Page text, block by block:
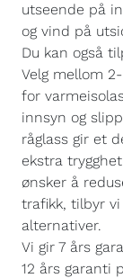
utseende på
og vind på
Du kan også
Velg mellom
for
innsyn og
råglass gir et
ekstra
ønsker å
trafikk, tilbyr
alternativer.
Vi gir 7 års
12 års garanti